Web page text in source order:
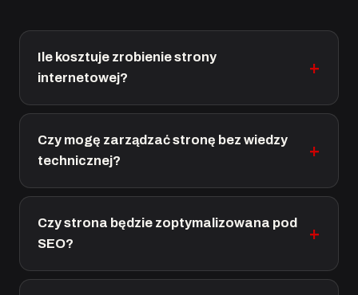
Ile kosztuje zrobienie strony
internetowej?
Czy mogę zarządzać stronę bez wiedzy
technicznej?
Czy strona będzie zoptymalizowana pod
SEO?